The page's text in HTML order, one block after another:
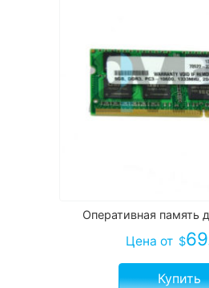
Оперативная память
Цена от $
Купить